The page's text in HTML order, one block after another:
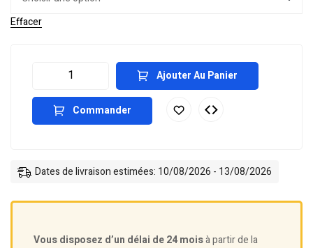
Effacer
Ajouter Au Panier
Commander
Dates de livraison estimées: 10/08/2026 - 13/08/2026
Vous disposez d’un délai de 24 moisà partir de la